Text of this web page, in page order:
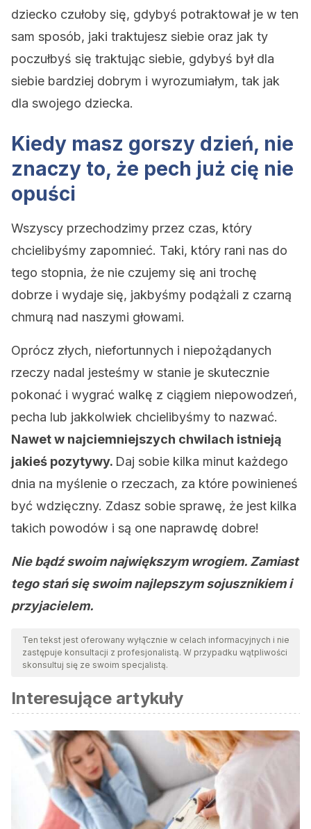
dziecko czułoby się, gdybyś potraktował je w ten
sam sposób, jaki traktujesz siebie oraz jak ty
poczułbyś się traktując siebie, gdybyś był dla
siebie bardziej dobrym i wyrozumiałym, tak jak
dla swojego dziecka.
Kiedy masz gorszy dzień, nie
znaczy to, że pech już cię nie
opuści
Wszyscy przechodzimy przez czas, który
chcielibyśmy zapomnieć. Taki, który rani nas do
tego stopnia, że nie czujemy się ani trochę
dobrze i wydaje się, jakbyśmy podążali z czarną
chmurą nad naszymi głowami.
Oprócz złych, niefortunnych i niepożądanych
rzeczy nadal jesteśmy w stanie je skutecznie
pokonać i wygrać walkę z ciągiem niepowodzeń,
pecha lub jakkolwiek chcielibyśmy to nazwać.
Nawet w najciemniejszych chwilach istnieją
jakieś pozytywy. Daj sobie kilka minut każdego
dnia na myślenie o rzeczach, za które powinieneś
być wdzięczny. Zdasz sobie sprawę, że jest kilka
takich powodów i są one naprawdę dobre!
Nie bądź swoim największym wrogiem. Zamiast
tego stań się swoim najlepszym sojusznikiem i
przyjacielem.
Ten tekst jest oferowany wyłącznie w celach informacyjnych i nie
zastępuje konsultacji z profesjonalistą. W przypadku wątpliwości
skonsultuj się ze swoim specjalistą.
Interesujące artykuły